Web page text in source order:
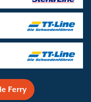
Ferry